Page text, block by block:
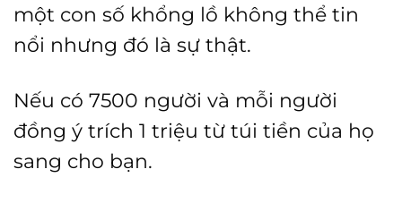
một con số khổng lồ không thể tin
nổi nhưng đó là sự thật.
Nếu có 7500 người và mỗi người
đồng ý trích 1 triệu từ túi tiền của họ
sang cho bạn.